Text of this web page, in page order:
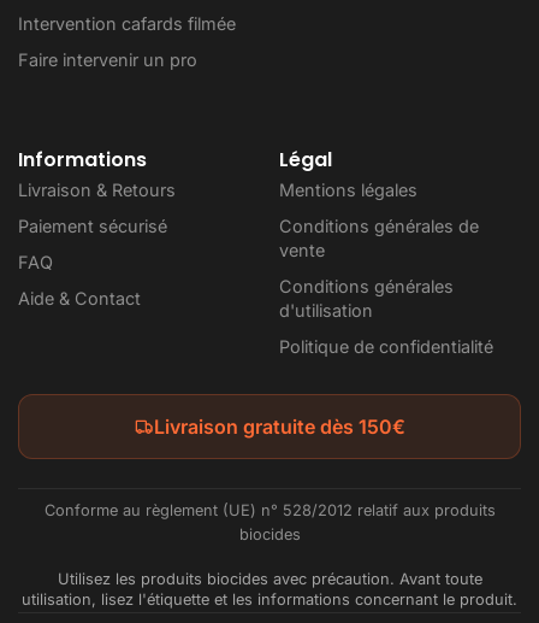
Intervention cafards filmée
Faire intervenir un pro
Informations
Livraison & Retours
Paiement sécurisé
FAQ
Aide & Contact
Légal
Mentions légales
Conditions générales de
vente
Conditions générales
d'utilisation
Politique de confidentialité
Livraison gratuite dès 150€
Conforme au règlement (UE) n° 528/2012 relatif aux produits
biocides
Utilisez les produits biocides avec précaution. Avant toute
utilisation, lisez l'étiquette et les informations concernant le produit.